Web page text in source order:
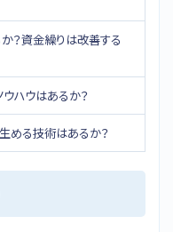
？資金繰りは改善する
ハウはあるか？
める技術はあるか？